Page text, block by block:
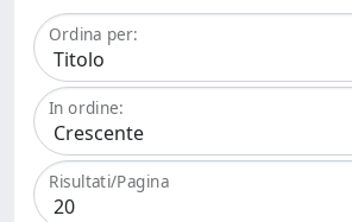
Ordina per:
In ordine:
Risultati/Pagina